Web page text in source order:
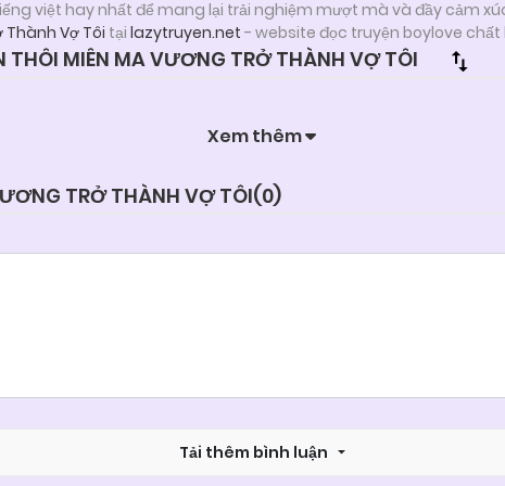
việt hay nhất để mang lại trải nghiệm mượt mà và đầy cảm
Thành Vợ Tôi tại lazytruyen.net - website đọc truyện boylove chất
THÔI MIÊN MA VƯƠNG TRỞ THÀNH VỢ TÔI
Xem thêm
TRỞ THÀNH VỢ TÔI(0)
Tải thêm bình luận